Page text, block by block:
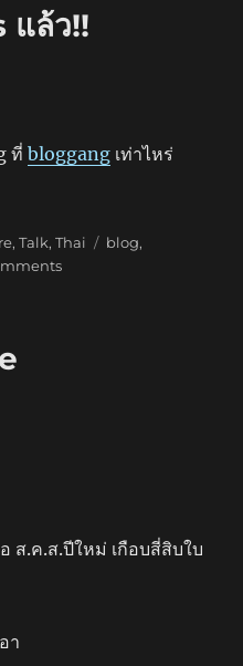
แล้ว!!
ที่bloggang เท่าไหร่
,Talk,Thai Tags
blog,
on
ส.ค.ส.ปีใหม่ เกือบสี่สิบใบ
า